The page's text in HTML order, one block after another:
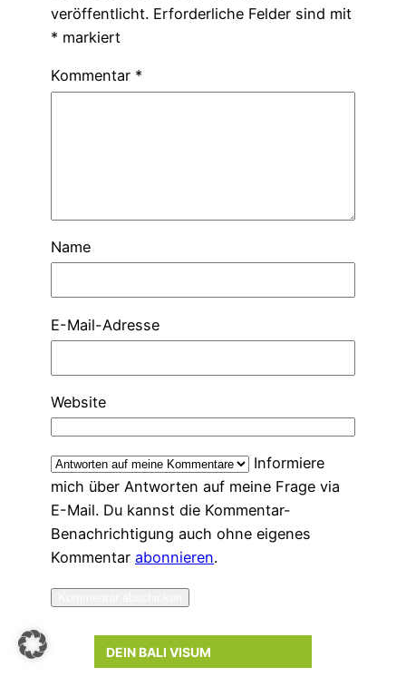
veröffentlicht. Erforderliche Felder sind mit
* markiert
Kommentar *
Name
E-Mail-Adresse
Website
Informiere
mich über Antworten auf meine Frage via
E-Mail. Du kannst die Kommentar-
Benachrichtigung auch ohne eigenes
Kommentar abonnieren.
DEIN BALI VISUM